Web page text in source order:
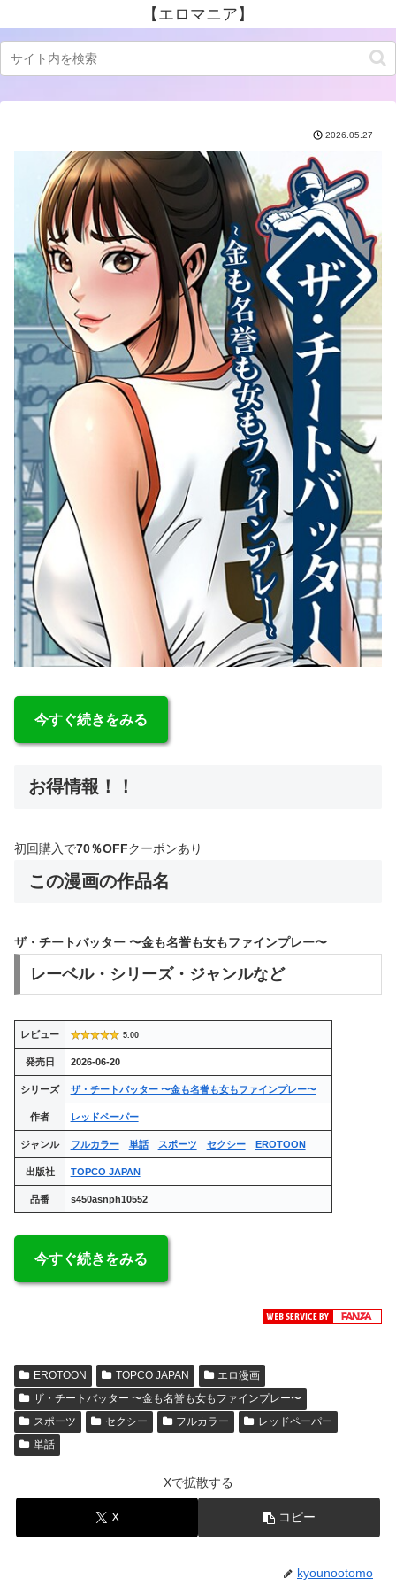
【エロマニア】
2026.05.27
今すぐ続きをみる
お得情報！！
初回購入で70％OFFクーポンあり
この漫画の作品名
ザ・チートバッター 〜金も名誉も女もファインプレー〜
レーベル・シリーズ・ジャンルなど
レビュー 5.00
発売日 2026-06-20
シリーズ ザ・チートバッター 〜金も名誉も女もファインプレー〜
作者 レッドペーパー
ジャンル フルカラー 単話 スポーツ セクシー EROTOON
出版社 TOPCO JAPAN
品番 s450asnph10552
今すぐ続きをみる
EROTOON TOPCO JAPAN
エロ漫画
ザ・チートバッター 〜金も名誉も女もファインプレー〜
スポーツ
セクシー フルカラー
レッドペーパー
単話
Xで拡散する
X コピー
kyounootomo